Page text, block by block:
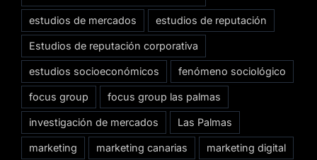
estudios de mercados estudios de reputación
Estudios de reputación corporativa
estudios socioeconómicos fenómeno sociológico
focus group focus group las palmas
investigación de mercados Las Palmas
marketing marketing canarias marketing digital